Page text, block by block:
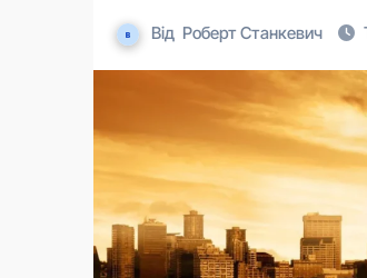
Від Роберт Станкевич